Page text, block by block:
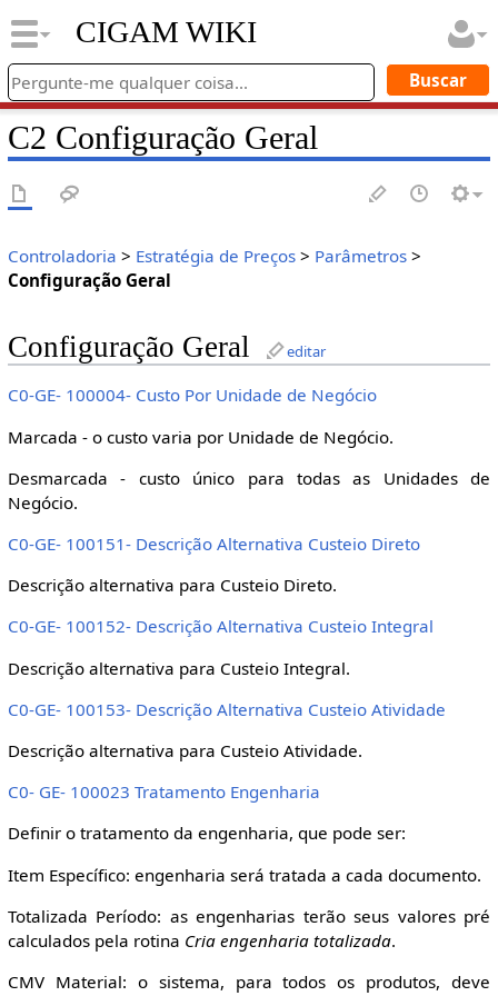
CIGAM WIKI
C2 Configuração Geral
Controladoria > Estratégia de Preços> Parâmetros>
Configuração Geral
Configuração Geral editar
C0-GE- 100004- Custo Por Unidade de Negócio
Marcada - o custo varia por Unidade de Negócio.
Desmarcada - custo único para todas as Unidades de
Negócio.
C0-GE- 100151- Descrição Alternativa Custeio Direto
Descrição alternativa para Custeio Direto.
C0-GE- 100152- Descrição Alternativa Custeio Integral
Descrição alternativa para Custeio Integral.
C0-GE- 100153- Descrição Alternativa Custeio Atividade
Descrição alternativa para Custeio Atividade.
C0- GE- 100023 Tratamento Engenharia
Definir o tratamento da engenharia, que pode ser:
Item Específico: engenharia será tratada a cada documento.
Totalizada Período: as engenharias terão seus valores pré
calculados pela rotina Cria engenharia totalizada.
CMV Material: o sistema, para todos os produtos, deve